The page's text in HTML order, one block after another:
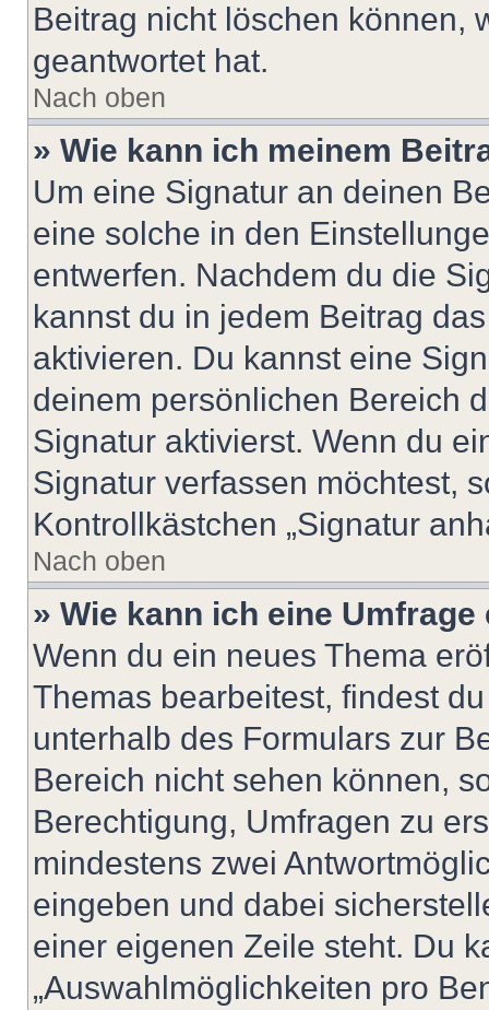
Beitrag nicht löschen können,
geantwortet hat.
Nach oben
» Wie kann ich meinem
Um eine Signatur an deinen
eine solche in den
entwerfen. Nachdem du die
kannst du in jedem Beitrag
aktivieren. Du kannst eine
deinem persönlichen Bereich
Signatur aktivierst. Wenn du
Signatur verfassen möchtest,
Kontrollkästchen „Signatur
Nach oben
» Wie kann ich eine
Wenn du ein neues Thema
Themas bearbeitest, findest
unterhalb des Formulars zur
Bereich nicht sehen können,
Berechtigung, Umfragen zu
mindestens zwei
eingeben und dabei
einer eigenen Zeile steht. Du
„Auswahlmöglichkeiten pro